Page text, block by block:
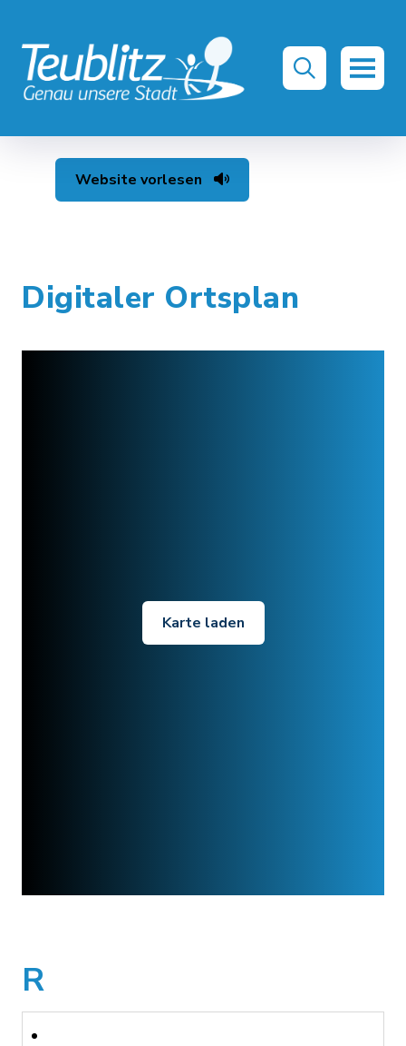
Website vorlesen
Digitaler Ortsplan
Karte laden
R